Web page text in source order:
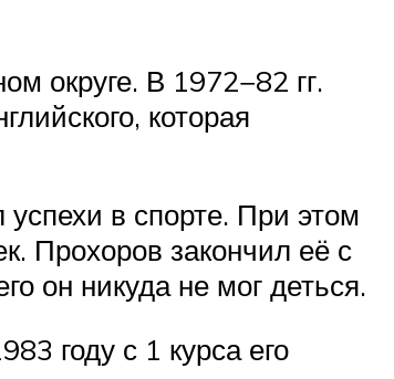
округе. В 1972−82 гг.
которая
в спорте. При этом
Прохоров закончил её с
он никуда не мог деться.
году с 1 курса его